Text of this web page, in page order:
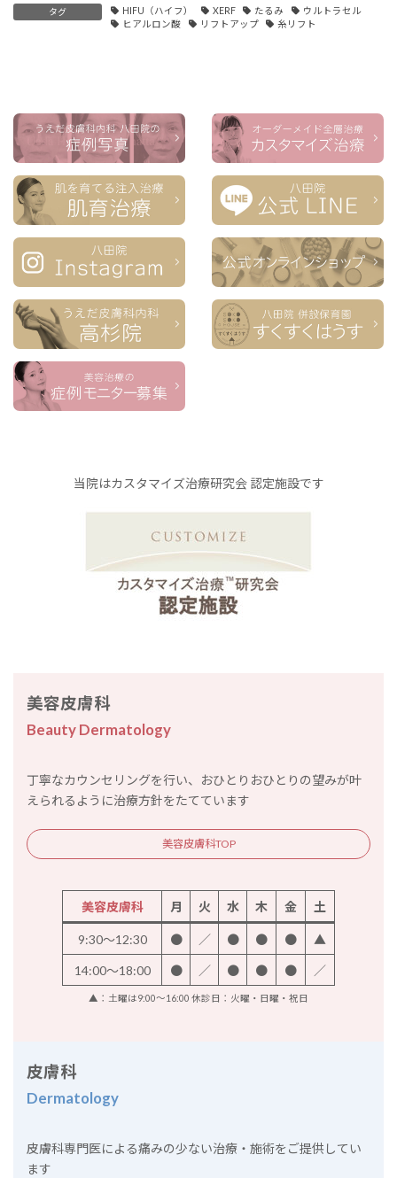
タグ HIFU（ハイフ） XERF たるみ
ウルトラセル
ヒアルロン酸
リフトアップ 糸リフト
当院はカスタマイズ治療研究会 認定施設です
美容皮膚科
Beauty Dermatology
丁寧なカウンセリングを行い、おひとりおひとりの望みが叶
えられるように治療方針をたてています
美容皮膚科TOP
美容皮膚科 月 火 水 木 金 土
9:30～12:30 ● ／ ● ● ● ▲
14:00～18:00 ● ／ ● ● ● ／
▲：土曜は9:00～16:00 休診日：火曜・日曜・祝日
皮膚科
Dermatology
皮膚科専門医による痛みの少ない治療・施術をご提供してい
ます